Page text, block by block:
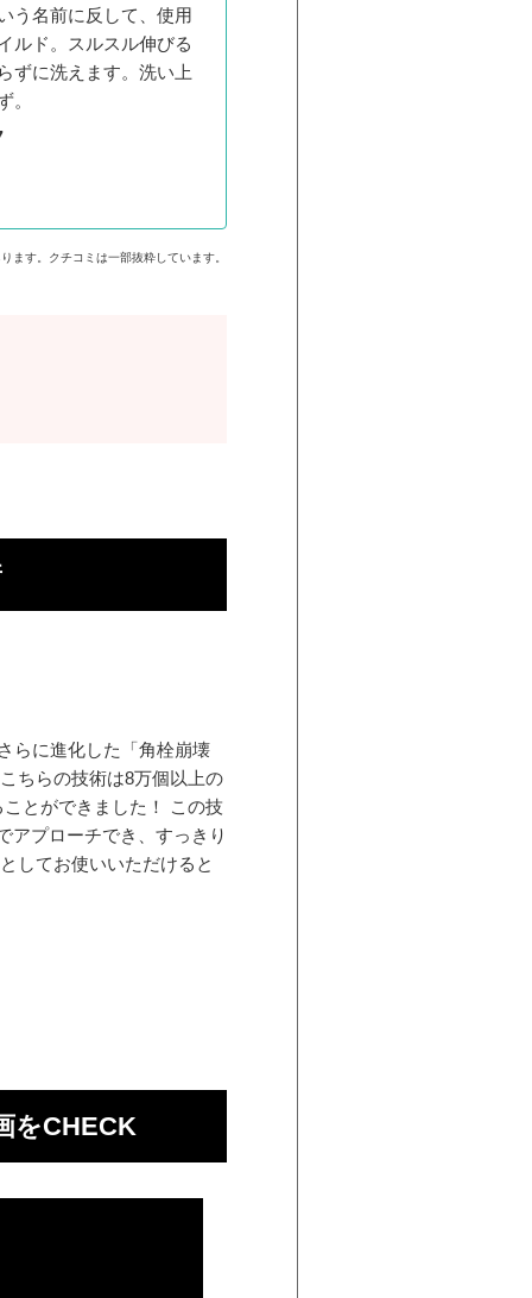
う名前に反して、使用
ルド。スルスル伸びる
ずに洗えます。洗い上
。
ます。クチコミは一部抜粋しています。
らに進化した「角栓崩壊
ちらの技術は8万個以上の
とができました！ この技
アプローチでき、すっきり
してお使いいただけると
をCHECK